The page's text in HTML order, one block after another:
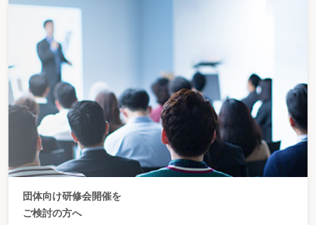
団体向け研修会開催を
ご検討の方へ